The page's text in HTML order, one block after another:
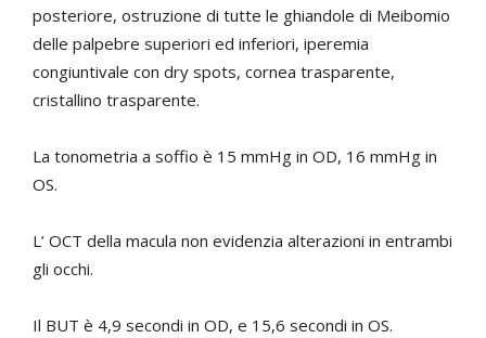
posteriore, ostruzione di tutte le ghiandole di Meibomio
delle palpebre superiori ed inferiori, iperemia
congiuntivale con dry spots, cornea trasparente,
cristallino trasparente.
La tonometria a soffio è 15 mmHg in OD, 16 mmHg in
OS.
L’ OCT della macula non evidenzia alterazioni in entrambi
gli occhi.
Il BUT è 4,9 secondi in OD, e 15,6 secondi in OS.